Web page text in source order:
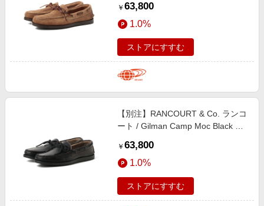
￥ 63,800
1.0%
ストアにすすむ
【別注】RANCOURT & Co. ランコ
ート / Gilman Camp Moc Black シ
￥ 63,800
1.0%
ストアにすすむ